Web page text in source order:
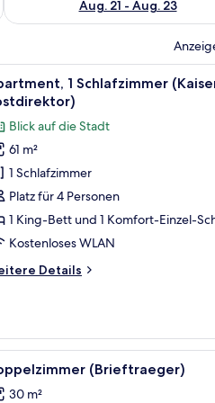
Aug. 21 - Aug. 23
mit Lampen und einem Fenster mit
einer Wandmalerei von
5
1 Schlafzimmer
Blick auf die Stadt
61 m²
1 Schlafzimmer
Platz für 4 Personen
1 King-Bett und 1 Komfort-Einzel-
Kostenloses WLAN
Details
Kissen und je eine blaue Handtuch
Ein
5 (Brieftraeger)
30 m²